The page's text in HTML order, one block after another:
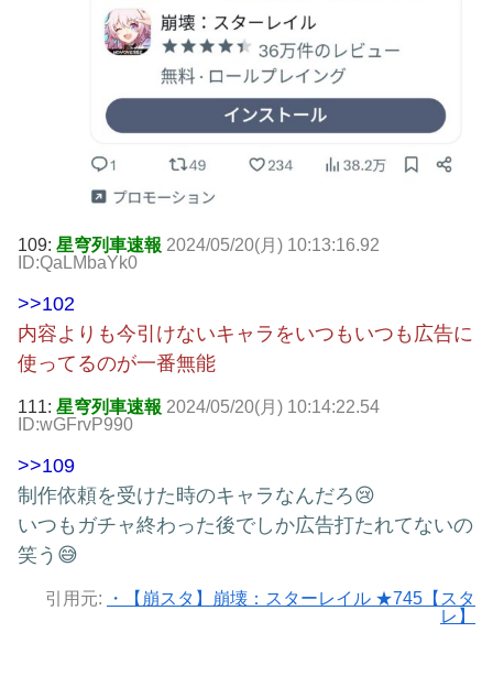
109: 星穹列車速報 2024/05/20(月) 10:13:16.92
ID:QaLMbaYk0
>>102
内容よりも今引けないキャラをいつもいつも広告に
使ってるのが一番無能
111: 星穹列車速報 2024/05/20(月) 10:14:22.54
ID:wGFrvP990
>>109
制作依頼を受けた時のキャラなんだろ😢
いつもガチャ終わった後でしか広告打たれてないの
笑う😅
引用元:
・【崩スタ】崩壊：スターレイル ★745【スタ
レ】